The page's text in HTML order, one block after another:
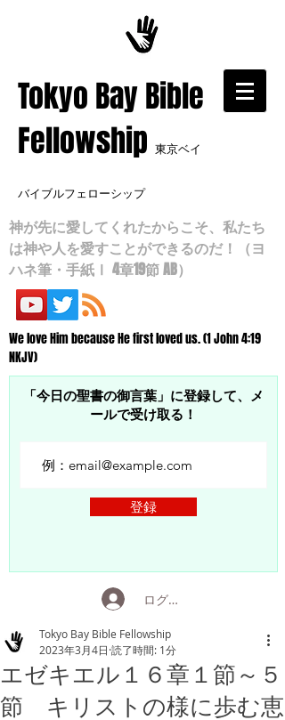
​Tokyo Bay Bible
Fellowship 東京ベイ
バイブルフェローシップ
神が先に愛してくれたからこそ、私たち
は神や人を愛すことができるのだ！（ヨ
ハネ筆・手紙Ⅰ 4章19節 AB）
We love Him because He first loved us. (1 John 4:19
NKJV)
「今日の聖書の御言葉」に登録して、メ
ールで受け取る！
登録
ログイン
エゼキエル１６章１節～５
節 キリストの様に歩む恵
Tokyo Bay Bible Fellowship
2023年3月4日 読了時間: 1分